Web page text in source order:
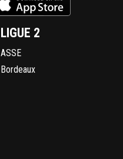
LIGUE 2
ASSE
Bordeaux